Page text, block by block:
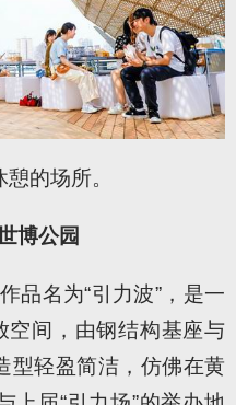
的场所。
博公园
品名为“引力波”，是一
空间，由钢结构基座与
型轻盈简洁，仿佛在黄